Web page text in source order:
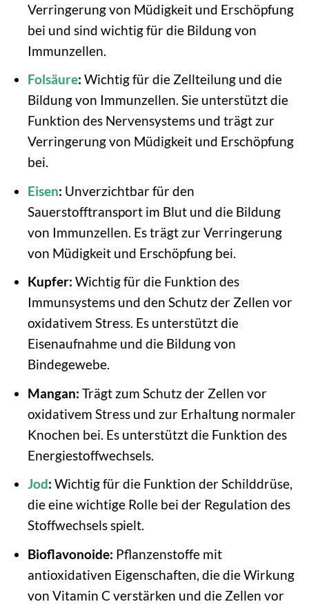
Verringerung von Müdigkeit und Erschöpfung
bei und sind wichtig für die Bildung von
Immunzellen.
Folsäure: Wichtig für die Zellteilung und die
Bildung von Immunzellen. Sie unterstützt die
Funktion des Nervensystems und trägt zur
Verringerung von Müdigkeit und Erschöpfung
bei.
Eisen: Unverzichtbar für den
Sauerstofftransport im Blut und die Bildung
von Immunzellen. Es trägt zur Verringerung
von Müdigkeit und Erschöpfung bei.
Kupfer: Wichtig für die Funktion des
Immunsystems und den Schutz der Zellen vor
oxidativem Stress. Es unterstützt die
Eisenaufnahme und die Bildung von
Bindegewebe.
Mangan: Trägt zum Schutz der Zellen vor
oxidativem Stress und zur Erhaltung normaler
Knochen bei. Es unterstützt die Funktion des
Energiestoffwechsels.
Jod: Wichtig für die Funktion der Schilddrüse,
die eine wichtige Rolle bei der Regulation des
Stoffwechsels spielt.
Bioflavonoide: Pflanzenstoffe mit
antioxidativen Eigenschaften, die die Wirkung
von Vitamin C verstärken und die Zellen vor